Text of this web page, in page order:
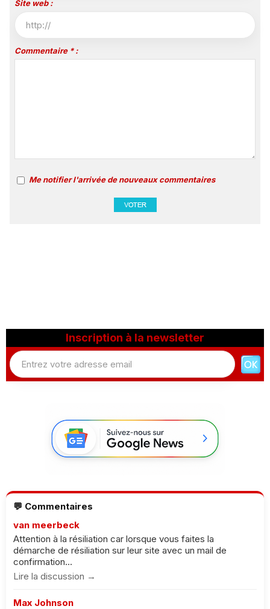
Site web :
Commentaire * :
Me notifier l'arrivée de nouveaux commentaires
Inscription à la newsletter
💬 Commentaires
van meerbeck
Attention à la résiliation car lorsque vous faites la
démarche de résiliation sur leur site avec un mail de
confirmation...
Lire la discussion →
Max Johnson